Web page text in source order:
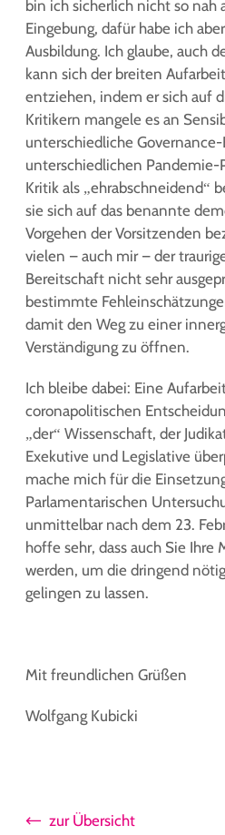
bin ich sicherlich nicht so nah
Eingebung, dafür habe ich
Ausbildung. Ich glaube, auch
kann sich der breiten
entziehen, indem er sich auf
Kritikern mangele es an
unterschiedliche
unterschiedlichen Pandemie-
Kritik als „ehrabschneidend“
sie sich auf das benannte
Vorgehen der Vorsitzenden
vielen – auch mir – der
Bereitschaft nicht sehr
bestimmte
damit den Weg zu einer
Verständigung zu öffnen.
Ich bleibe dabei: Eine
coronapolitischen
„der“ Wissenschaft, der
Exekutive und Legislative
mache mich für die
Parlamentarischen
unmittelbar nach dem 23.
hoffe sehr, dass auch Sie
werden, um die dringend
gelingen zu lassen.
Mit freundlichen Grüßen
Wolfgang Kubicki
zur Übersicht